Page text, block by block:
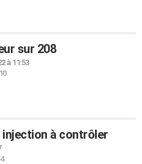
sur 208
à 11:53
injection à contrôler